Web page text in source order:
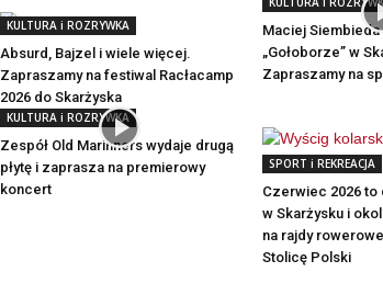
KULTURA i ROZRYWKA
Absurd, Bajzel i wiele więcej.
Zapraszamy na festiwal Racłacamp
2026 do Skarżyska
Maciej
„Gołoborze” w
Zapraszamy na
KULTURA i ROZRYWKA
Zespół Old Marinners wydaje drugą
płytę i zaprasza na premierowy
koncert
SPORT i REKREACJA
Czerwiec 2026 to
w Skarżysku i
na rajdy
Stolicę Polski